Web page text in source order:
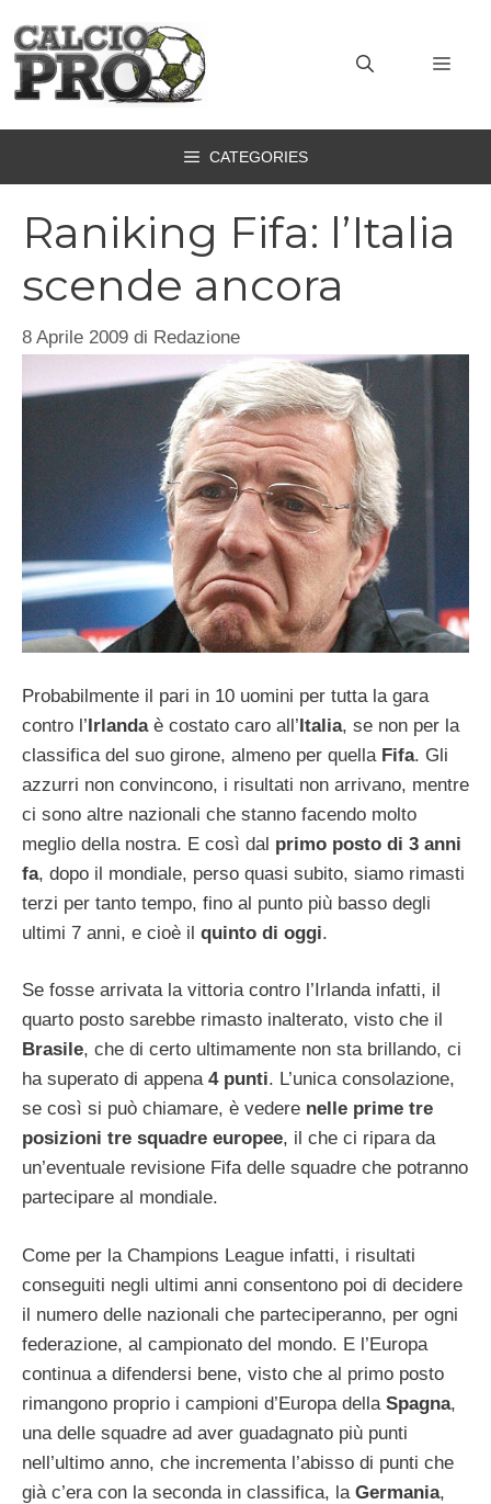
contenuto
CATEGORIES
Raniking Fifa: l’Italia
scende ancora
8 Aprile 2009 di Redazione
Probabilmente il pari in 10 uomini per tutta la gara
contro l’Irlanda è costato caro all’Italia, se non per la
classifica del suo girone, almeno per quella Fifa. Gli
azzurri non convincono, i risultati non arrivano, mentre
ci sono altre nazionali che stanno facendo molto
meglio della nostra. E così dal primo posto di 3 anni
fa, dopo il mondiale, perso quasi subito, siamo rimasti
terzi per tanto tempo, fino al punto più basso degli
ultimi 7 anni, e cioè il quinto di oggi.
Se fosse arrivata la vittoria contro l’Irlanda infatti, il
quarto posto sarebbe rimasto inalterato, visto che il
Brasile, che di certo ultimamente non sta brillando, ci
ha superato di appena 4 punti. L’unica consolazione,
se così si può chiamare, è vedere nelle prime tre
posizioni tre squadre europee, il che ci ripara da
un’eventuale revisione Fifa delle squadre che potranno
partecipare al mondiale.
Come per la Champions League infatti, i risultati
conseguiti negli ultimi anni consentono poi di decidere
il numero delle nazionali che parteciperanno, per ogni
federazione, al campionato del mondo. E l’Europa
continua a difendersi bene, visto che al primo posto
rimangono proprio i campioni d’Europa della Spagna,
una delle squadre ad aver guadagnato più punti
nell’ultimo anno, che incrementa l’abisso di punti che
già c’era con la seconda in classifica, la Germania,